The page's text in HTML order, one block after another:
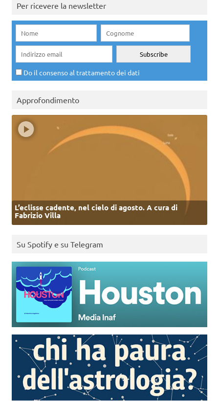
Per ricevere la newsletter
Do il consenso al trattamento dei dati
Approfondimento
L’eclisse cadente, nel cielo di agosto. A cura di
Fabrizio Villa
Su Spotify e su Telegram